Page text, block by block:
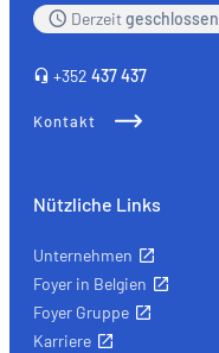
Derzeitgeschlossen
+352 437 437
Kontakt
Nützliche Links
Unternehmen
Foyer in Belgien
Foyer Gruppe
Karriere